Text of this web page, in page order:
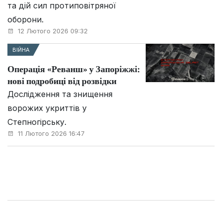
та дій сил протиповітряної
оборони.
12 Лютого 2026 09:32
ВІЙНА
Операція «Реванш» у Запоріжжі:
нові подробиці від розвідки
Дослідження та знищення
ворожих укриттів у
Степногірську.
11 Лютого 2026 16:47